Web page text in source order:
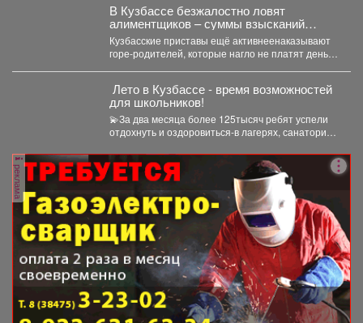
В Кузбассе безжалостно ловят
алиментщиков – суммы взысканий
невероятно растут
Кузбасские приставы ещё активнеенаказывают
горе-родителей, которые нагло не платят деньги
️ Лето в Кузбассе - время возможностей
для школьников!
💫За два месяца более 125тысяч ребят успели
отдохнуть и оздоровиться-в лагерях, санаториях
реклама